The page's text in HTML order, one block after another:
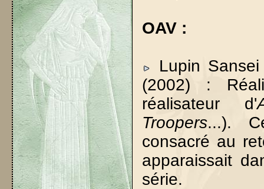
OAV :
Lupin
(2002) :
réalisateur d'
Troopers...).
consacré au
apparaissait
série.